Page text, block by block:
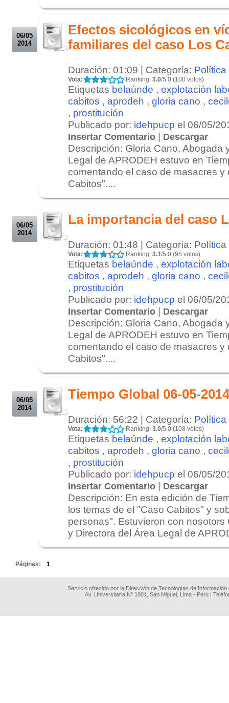
06/05
2014
Efectos sicológicos en
familiares del caso Los
Duración: 01:09 | Categoría: Política
Vota: Ranking: 3.0/5.0 (100 votos)
Etiquetas belaúnde , explotación
cabitos , aprodeh , gloria cano ,
, prostitución
Publicado por: idehpucp el 06/05/
Insertar Comentario | Descargar
Descripción: Gloria Cano, Abogada
Legal de APRODEH estuvo en
comentando el caso de masacres
Cabitos"....
06/05
2014
La importancia del caso
Duración: 01:48 | Categoría: Política
Vota: Ranking: 3.1/5.0 (98 votos)
Etiquetas belaúnde , explotación
cabitos , aprodeh , gloria cano ,
, prostitución
Publicado por: idehpucp el 06/05/
Insertar Comentario | Descargar
Descripción: Gloria Cano, Abogada
Legal de APRODEH estuvo en
comentando el caso de masacres
Cabitos"....
06/05
2014
Tiempo Global 06-05-2014
Duración: 56:22 | Categoría: Política
Vota: Ranking: 3.0/5.0 (108 votos)
Etiquetas belaúnde , explotación
cabitos , aprodeh , gloria cano ,
, prostitución
Publicado por: idehpucp el 06/05/
Insertar Comentario | Descargar
Descripción: En esta edición de
los temas de el "Caso Cabitos" y
personas". Estuvieron con
y Directora del Área Legal de
Páginas: 1
Servicio ofrecido por la Dirección de Tecnologías de
Av. Universitaria N° 1801, San Miguel, Lima - Perú |